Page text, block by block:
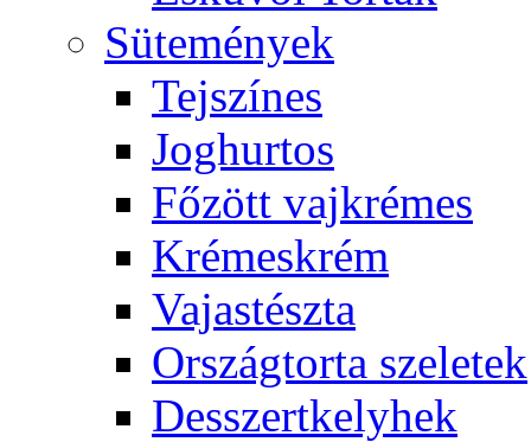
Sütemények
Tejszínes
Joghurtos
Főzött vajkrémes
Krémeskrém
Vajastészta
Országtorta szeletek
Desszertkelyhek